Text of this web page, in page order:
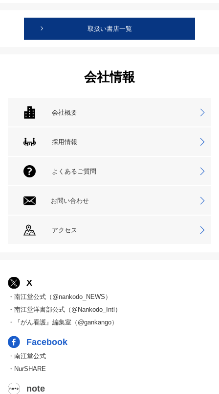
取扱い書店一覧
会社情報
会社概要
採用情報
よくあるご質問
お問い合わせ
アクセス
X
・南江堂公式（@nankodo_NEWS）
・南江堂洋書部公式（@Nankodo_Intl）
・『がん看護』編集室（@gankango）
Facebook
・南江堂公式
・NurSHARE
note